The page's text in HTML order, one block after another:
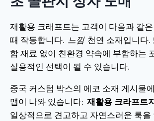
재활용 크래프트는 고객이 다음과 같
때 작동합니다. 느낌천연 소재입니다.
합 재료 없이 친환경 약속에 부합하는
실용적인 선택이 될 수 있습니다.
중국 커스텀 박스의 에코 소재 게시물
맵이 나와 있습니다: 재활용 크라프트
일상적으로 견고하고 자연스러운 룩을